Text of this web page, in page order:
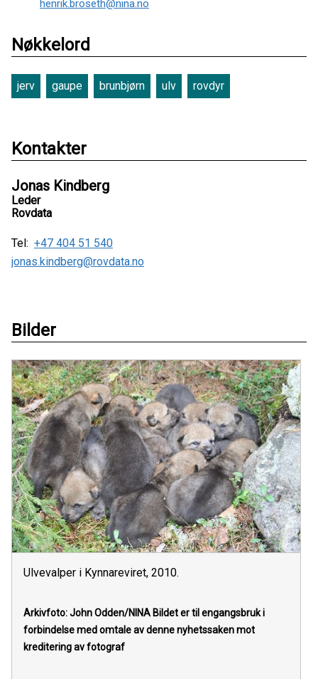
henrik.broseth@nina.no
Nøkkelord
jerv gaupe brunbjørn ulv rovdyr
Kontakter
Jonas Kindberg
Leder
Rovdata
Tel: +47 404 51 540
jonas.kindberg@rovdata.no
Bilder
Ulvevalper i Kynnareviret, 2010.
Arkivfoto: John Odden/NINA Bildet er til engangsbruk i
forbindelse med omtale av denne nyhetssaken mot
kreditering av fotograf